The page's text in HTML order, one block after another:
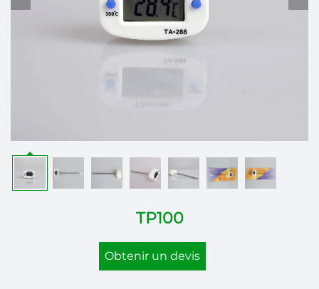
TP100
Obtenir un devis